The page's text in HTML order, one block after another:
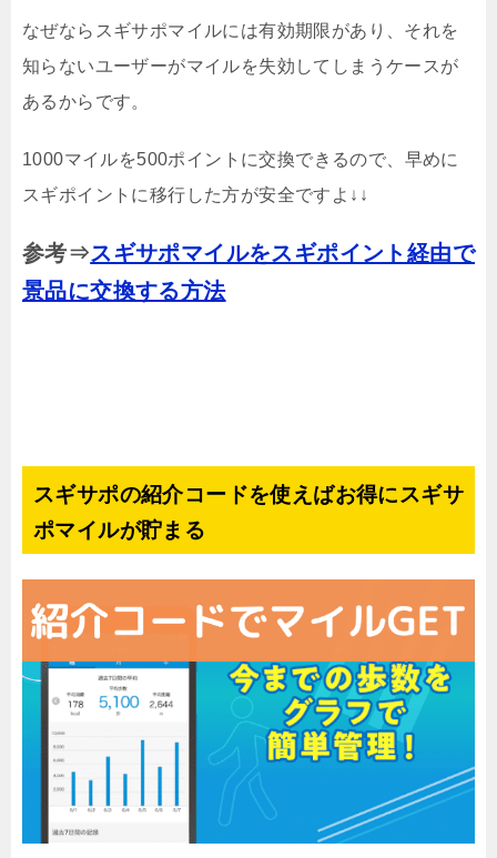
なぜならスギサポマイルには有効期限があり、それを
知らないユーザーがマイルを失効してしまうケースが
あるからです。
1000マイルを500ポイントに交換できるので、早めに
スギポイントに移行した方が安全ですよ↓↓
参考⇒スギサポマイルをスギポイント経由で
景品に交換する方法
スギサポの紹介コードを使えばお得にスギサ
ポマイルが貯まる